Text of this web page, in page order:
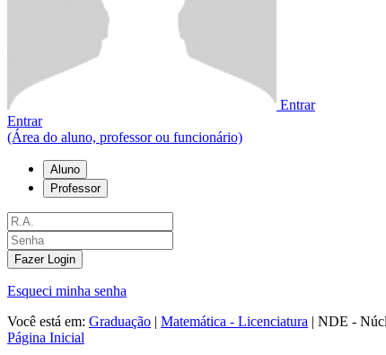
Entrar
Entrar
(Área do aluno, professor ou funcionário)
Aluno
Professor
Fazer Login
Esqueci minha senha
Você está em: Graduação | Matemática - Licenciatura | NDE -
Página Inicial